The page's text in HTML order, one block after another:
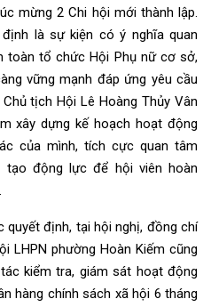
mừng 2 Chi hội mới thành lập.
là sự kiện có ý nghĩa quan
toàn tổ chức Hội Phụ nữ cơ sở,
vững mạnh đáp ứng yêu cầu
tịch Hội Lê Hoàng Thủy Vân
xây dựng kế hoạch hoạt động
của mình, tích cực quan tâm
động lực để hội viên hoàn
quyết định, tại hội nghị, đồng chí
LHPN phường Hoàn Kiếm cũng
kiểm tra, giám sát hoạt động
hàng chính sách xã hội 6 tháng